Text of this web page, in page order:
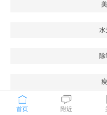
水
除
首页 附近